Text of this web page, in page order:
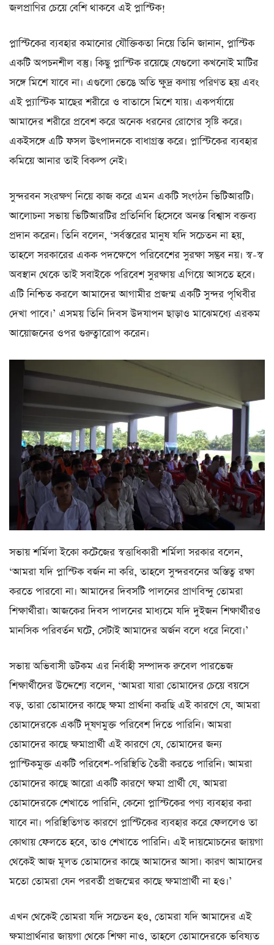
জলপ্রাণির চেয়ে বেশি থাকবে এই প্লাস্টিক!
প্লাস্টিকের ব্যবহার কমানোর যৌক্তিকতা নিয়ে তিনি জানান, প্লাস্টিক
একটি অপচনশীল বস্তু। কিছু প্লাস্টিক রয়েছে যেগুলো কখনোই মাটির
সঙ্গে মিশে যাবে না। এগুলো ভেঙে অতি ক্ষুদ্র কণায় পরিণত হয় এবং
এই প্ল্যাস্টিক মাছের শরীরে ও বাতাসে মিশে যায়। একপর্যায়ে
আমাদের শরীরে প্রবেশ করে অনেক ধরনের রোগের সৃষ্টি করে।
একইসঙ্গে এটি ফসল উৎপাদনকে বাধাগ্রস্ত করে। প্লাস্টিকের ব্যবহার
কমিয়ে আনার তাই বিকল্প নেই।
সুন্দরবন সংরক্ষণ নিয়ে কাজ করে এমন একটি সংগঠন ভিটিআরটি।
আলোচনা সভায় ভিটিআরটির প্রতিনিধি হিসেবে অনন্ত বিশ্বাস বক্তব্য
প্রদান করেন। তিনি বলেন, ‘সর্বস্তরের মানুষ যদি সচেতন না হয়,
তাহলে সরকারের একক পদক্ষেপে পরিবেশের সুরক্ষা সম্ভব নয়। স্ব-স্ব
অবস্থান থেকে তাই সবাইকে পরিবেশ সুরক্ষায় এগিয়ে আসতে হবে।
এটি নিশ্চিত করলে আমাদের আগামীর প্রজন্ম একটি সুন্দর পৃথিবীর
দেখা পাবে।’ এসময় তিনি দিবস উদযাপন ছাড়াও মাঝেমধ্যে এরকম
আয়োজনের ওপর গুরুত্বারোপ করেন।
সভায় শর্মিলা ইকো কটেজের স্বত্তাধিকারী শর্মিলা সরকার বলেন,
‘আমরা যদি প্লাস্টিক বর্জন না করি, তাহলে সুন্দরবনের অস্তিত্ব রক্ষা
করতে পারবো না। আমাদের দিবসটি পালনের প্রাণবিন্দু তোমরা
শিক্ষার্থীরা। আজকের দিবস পালনের মাধ্যমে যদি দুইজন শিক্ষার্থীরও
মানসিক পরিবর্তন ঘটে, সেটাই আমাদের অর্জন বলে ধরে নিবো।’
সভায় অভিবাসী ডটকম এর নির্বাহী সম্পাদক রুবেল পারভেজ
শিক্ষার্থীদের উদ্দেশ্যে বলেন, ‘আমরা যারা তোমাদের চেয়ে বয়সে
বড়, তারা তোমাদের কাছে ক্ষমা প্রার্থনা করছি এই কারণে যে, আমরা
তোমাদেরকে একটি দূষণমুক্ত পরিবেশ দিতে পারিনি। আমরা
তোমাদের কাছে ক্ষমাপ্রার্থী এই কারণে যে, তোমাদের জন্য
প্লাস্টিকমুক্ত একটি পরিবেশ-পরিস্থিতি তৈরী করতে পারিনি। আমরা
তোমাদের কাছে আরো একটি কারণে ক্ষমা প্রার্থী যে, আমরা
তোমাদেরকে শেখাতে পারিনি, কেনো প্লাস্টিকের পণ্য ব্যবহার করা
যাবে না। পরিস্থিতিগত কারণে প্লাস্টিকের ব্যবহার করে ফেললেও তা
কোথায় ফেলতে হবে, তাও শেখাতে পারিনি। এই দায়মোচনের জায়গা
থেকেই আজ মূলত তোমাদের কাছে আমাদের আসা। কারণ আমাদের
মতো তোমরা যেন পরবর্তী প্রজন্মের কাছে ক্ষমাপ্রার্থী না হও।’
এখন থেকেই তোমরা যদি সচেতন হও, তোমরা যদি আমাদের এই
ক্ষমাপ্রার্থনার জায়গা থেকে শিক্ষা নাও, তাহলে তোমাদেরকে ভবিষ্যত